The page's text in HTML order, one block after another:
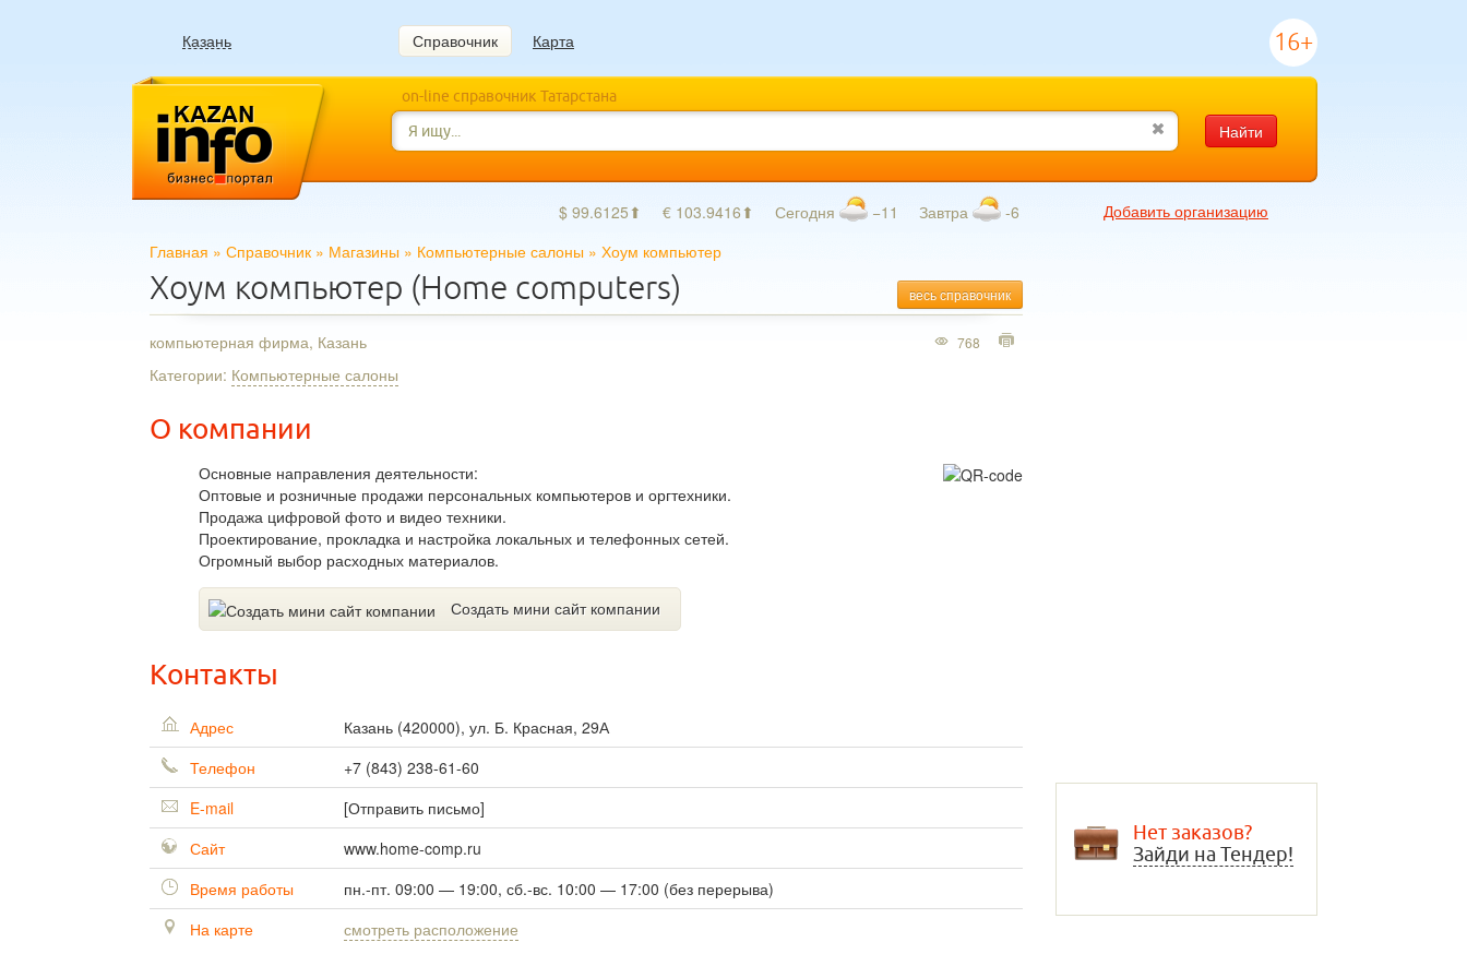
Казань Справочник Карта 16+
on-line справочник Татарстана
Найти
$ 99.6125⬆ € 103.9416⬆ Сегодня −11 Завтра -6
Добавить организацию
Главная » Справочник » Магазины » Компьютерные салоны » Хоум компьютер
весь справочник
Хоум компьютер (Home computers)
компьютерная фирма, Казань
Категории: Компьютерные салоны
О компании
Основные направления деятельности:
Оптовые и розничные продажи персональных компьютеров и оргтехники.
Продажа цифровой фото и видео техники.
Проектирование, прокладка и настройка локальных и телефонных сетей.
Огромный выбор расходных материалов.
Создать мини сайт компании
768
Контакты
Адрес Казань (420000), ул. Б. Красная, 29А
Телефон
+7 (843) 238-61-60
E-mail
[Отправить письмо]
Сайт
www.home-comp.ru
Время работы
пн.-пт. 09:00 — 19:00, сб.-вс. 10:00 — 17:00 (без перерыва)
На карте
смотреть расположение
Нет заказов?
Зайди на Тендер!